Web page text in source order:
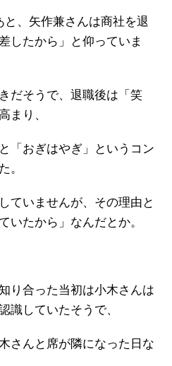
、矢作兼さんは商社を退
したから」と仰っていま
だそうで、退職後は「笑
まり、
「おぎはやぎ」というコン
。
ていませんが、その理由と
いたから」なんだとか。
り合った当初は小木さんは
識していたそうで、
さんと席が隣になった日な